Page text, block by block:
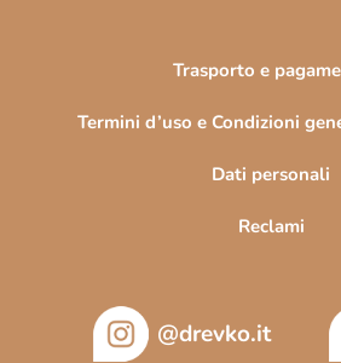
Trasporto e
Termini d’uso e Condizioni
Dati personali
Reclami
@drevko.it